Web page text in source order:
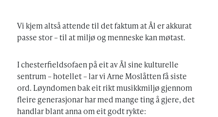
Vi kjem altså attende til det faktum at Ål er akkurat
passe stor – til at miljø og menneske kan møtast.
I chesterfieldsofaen på eit av Ål sine kulturelle
sentrum – hotellet – lar vi Arne Moslåtten få siste
ord. Løyndomen bak eit rikt musikkmiljø gjennom
fleire generasjonar har med mange ting å gjere, det
handlar blant anna om eit godt rykte: